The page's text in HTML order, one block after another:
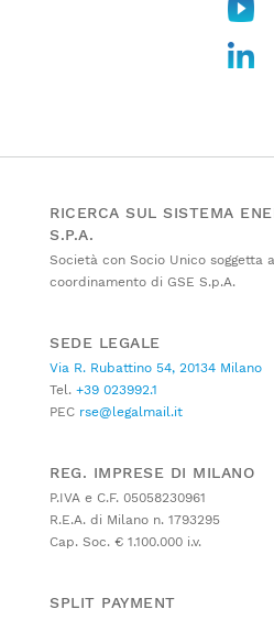
RICERCA SUL SISTEMA
S.P.A.
Società con Socio Unico soggetta
coordinamento di GSE S.p.A.
SEDE LEGALE
Via R. Rubattino 54, 20134 Milano
Tel. +39 023992.1
PEC rse@legalmail.it
REG. IMPRESE DI MILANO
P.IVA e C.F. 05058230961
R.E.A. di Milano n. 1793295
Cap. Soc. € 1.100.000 i.v.
SPLIT PAYMENT